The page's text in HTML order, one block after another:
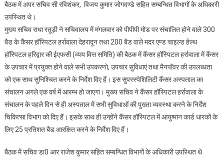
अवशेष
14
करोड़
रूपये
की
बैठक में अपर सचिव सी रविशंकर, विजय कुमार जोगदण्डे सहित सम्बन्धित विभागों के अधिकारी
उपस्थित थे।
मुख्य सचिव राधा रतूड़ी ने सचिवालय में मंगलवार को पीपीपी मोड पर संचालित होने वाले 300
बैड के कैंसर हॉस्पिटल हर्रावाला देहरादून तथा 200 बैड वाले मदर एण्ड चाइल्ड हेल्थ
हॉस्पिटल हरिद्वार की ईएफसी (व्यय वित्त समिति) की बैठक में कैंसर हॉस्पिटल हर्रावाला में कैंसर
के उपचार में प्रयुक्त होने वाले सभी उपकरणो, उपचार सुविधाएं तथा मैनपॉवर की उपलब्धता
को एक साथ सुनिश्चित करने के निर्देश दिए हैं। इस सुपरस्पेशिलिटी कैंसर अस्पताल का
संचालन अगले एक वर्ष में आरम्भ हो जाएगा। मुख्य सचिव ने कैंसर हॉस्पिटल हर्रावाला के
संचालन के पहले दिन से ही अस्पताल में सभी सुविधाओं की पुख्ता व्यवस्था करने के निर्देश
चिकित्सा विभाग को दिए हैं। इसके साथ ही उन्होंने कैंसर हॉस्पिटल में आयुष्मान कार्ड धारकों के
लिए 25 प्रतिशत बैड आरक्षित करने के निर्देश दिए हैं।
बैठक में सचिव डा0 आर राजेश कुमार सहित सम्बन्धित विभागों के अधिकारी उपस्थित थे